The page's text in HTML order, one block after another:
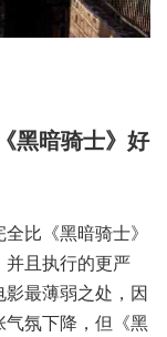
黑暗骑士》好
比《黑暗骑士》
且执行的更严
最薄弱之处，因
氛下降，但《黑